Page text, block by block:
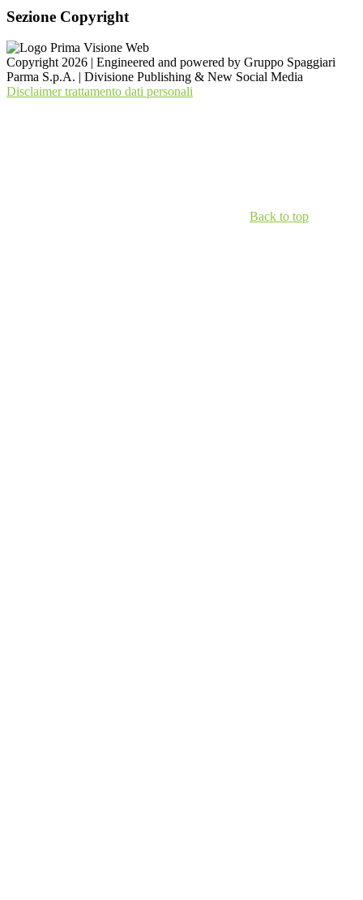
Sezione Copyright
Copyright 2026 | Engineered and powered by Gruppo Spaggiari
Parma S.p.A. | Divisione Publishing & New Social Media
Disclaimer trattamento dati personali
Back to top